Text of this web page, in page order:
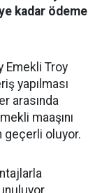
kadar ödeme
Emekli Troy
yapılması
arasında
maaşını
geçerli oluyor.